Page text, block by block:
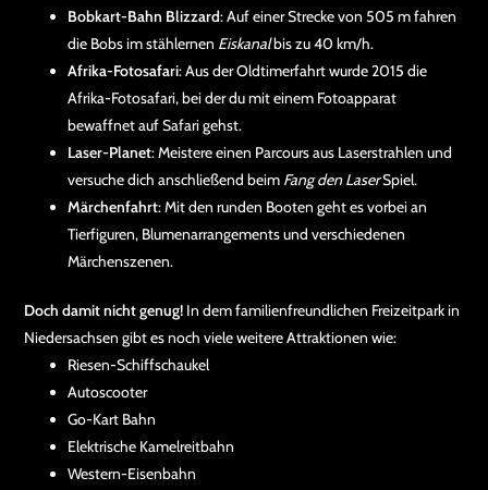
Bobkart-Bahn Blizzard: Auf einer Strecke von 505 m fahren
die Bobs im stählernen Eiskanalbis zu 40 km/h.
Afrika-Fotosafari: Aus der Oldtimerfahrt wurde 2015 die
Afrika-Fotosafari, bei der du mit einem Fotoapparat
bewaffnet auf Safari gehst.
Laser-Planet: Meistere einen Parcours aus Laserstrahlen und
versuche dich anschließend beim Fang den LaserSpiel.
Märchenfahrt: Mit den runden Booten geht es vorbei an
Tierfiguren, Blumenarrangements und verschiedenen
Märchenszenen.
Doch damit nicht genug! In dem familienfreundlichen Freizeitpark in
Niedersachsen gibt es noch viele weitere Attraktionen wie:
Riesen-Schiffschaukel
Autoscooter
Go-Kart Bahn
Elektrische Kamelreitbahn
Western-Eisenbahn